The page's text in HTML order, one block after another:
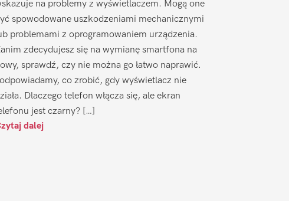
na problemy z wyświetlaczem. Mogą one
spowodowane uszkodzeniami mechanicznymi
problemami z oprogramowaniem urządzenia.
zdecydujesz się na wymianę smartfona na
sprawdź, czy nie można go łatwo naprawić.
co zrobić, gdy wyświetlacz nie
Dlaczego telefon włącza się, ale ekran
jest czarny? […]
dalej